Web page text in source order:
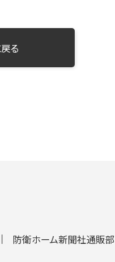
る
防衛ホーム新聞社通販部